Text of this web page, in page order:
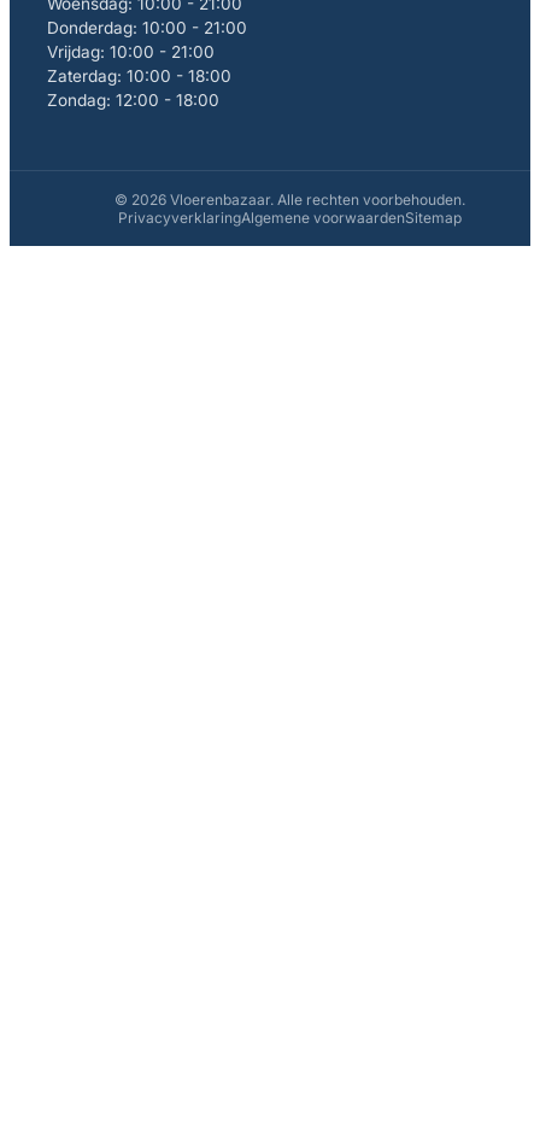
Woensdag: 10:00 - 21:00
Donderdag: 10:00 - 21:00
Vrijdag: 10:00 - 21:00
Zaterdag: 10:00 - 18:00
Zondag: 12:00 - 18:00
© 2026 Vloerenbazaar. Alle rechten voorbehouden.
PrivacyverklaringAlgemene voorwaardenSitemap